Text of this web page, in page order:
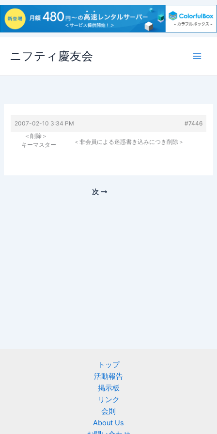
ス
ニフティ慶友会
2007-02-10 3:34 PM
#7446
＜削除＞
キーマスター
＜非会員による迷惑書き込みにつき削除＞
次
トップ
活動報告
掲示板
リンク
会則
About Us